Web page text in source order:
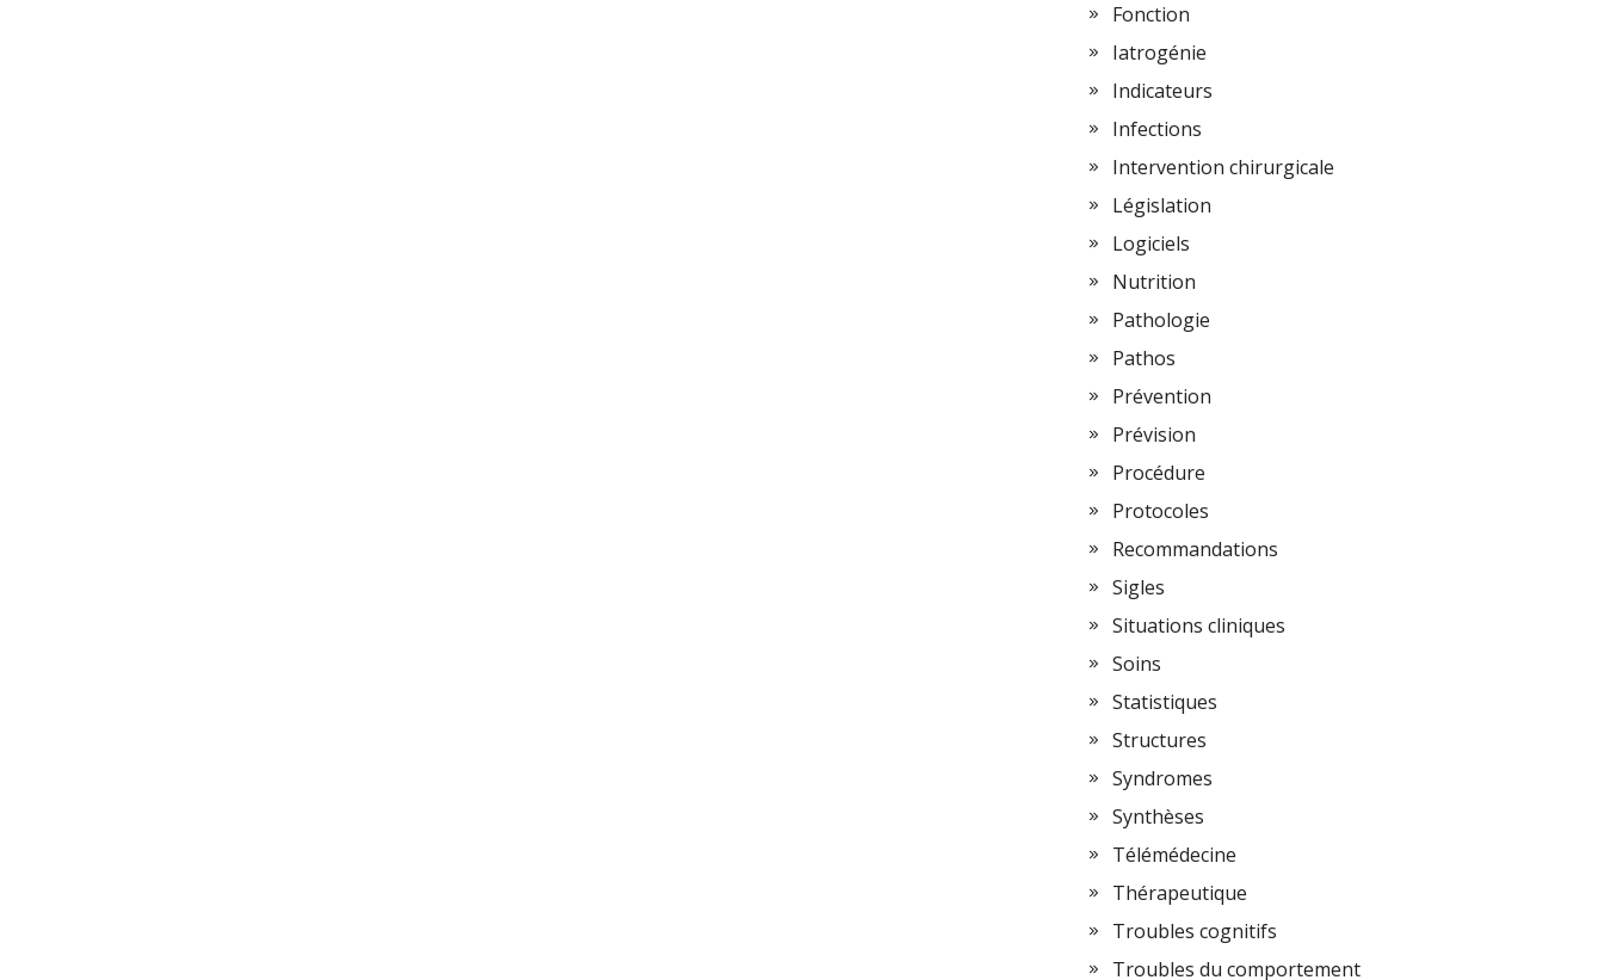
Fonction
Iatrogénie
Indicateurs
Infections
Intervention chirurgicale
Législation
Logiciels
Nutrition
Pathologie
Pathos
Prévention
Prévision
Procédure
Protocoles
Recommandations
Sigles
Situations cliniques
Soins
Statistiques
Structures
Syndromes
Synthèses
Télémédecine
Thérapeutique
Troubles cognitifs
Troubles du comportement